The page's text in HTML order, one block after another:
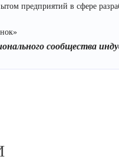
предприятий в сфере
сообщества